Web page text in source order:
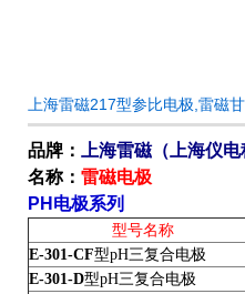
上海雷磁217型参比电极,雷磁
品牌： 上海雷磁（ 上海仪
名称： 雷磁电极
PH电极系列
型号名称
E-301-CF型pH三复合电极
E-301-D型pH三复合电极